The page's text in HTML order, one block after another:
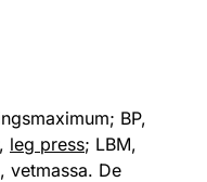
BP,
leg press; LBM,
vetmassa. De